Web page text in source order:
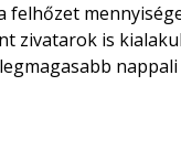
felhőzet
zivatarok is